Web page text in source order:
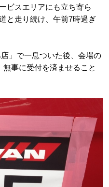
ビスエリアにも立ち寄ら
と走り続け、午前7時過ぎ
」で一息ついた後、会場の
事に受付を済ませること